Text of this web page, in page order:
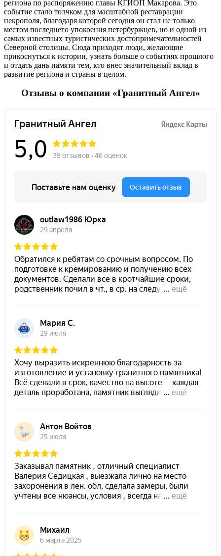
региона по распоряжению главы КГИОП Макарова. Это
событие стало толчком для масштабной реставрации
некрополя, благодаря которой сегодня он стал не только
местом последнего упокоения петербуржцев, но и одной из
самых известных туристических достопримечательностей
Северной столицы. Сюда приходят люди, желающие
прикоснуться к истории, узнать больше о событиях прошлого
и отдать дань памяти тем, кто внес значительный вклад в
развитие региона и страны в целом.
Отзывы о компании «Гранитный Ангел»